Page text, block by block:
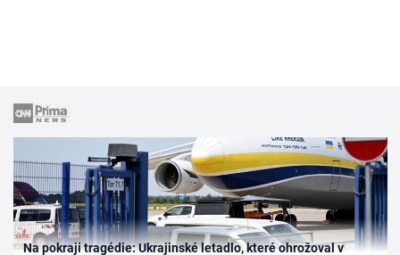
Na pokraji tragédie: Ukrajinské letadlo, které ohrožoval v